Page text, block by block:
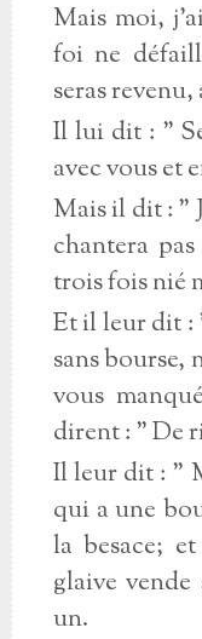
Mais moi,
foi ne
seras
Il lui dit : "
avec vous et
Mais il dit : "
chantera
trois fois nié
Et il leur dit :
sans bourse,
vous
dirent : " De
Il leur dit : "
qui a une
la besace;
glaive
un.